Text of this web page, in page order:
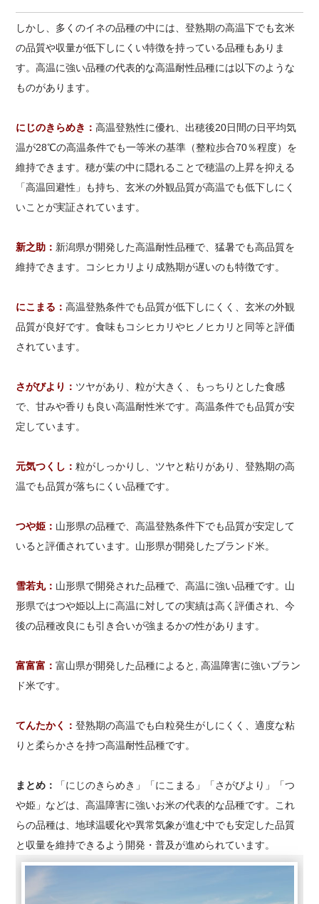
しかし、多くのイネの品種の中には、登熟期の高温下でも玄米
の品質や収量が低下しにくい特徴を持っている品種もありま
す。高温に強い品種の代表的な高温耐性品種には以下のような
ものがあります。
にじのきらめき：高温登熟性に優れ、出穂後20日間の日平均気
温が28℃の高温条件でも一等米の基準（整粒歩合70％程度）を
維持できます。穂が葉の中に隠れることで穂温の上昇を抑える
「高温回避性」も持ち、玄米の外観品質が高温でも低下しにく
いことが実証されています。
新之助： 新潟県が開発した高温耐性品種で、猛暑でも高品質を
維持できます。コシヒカリより成熟期が遅いのも特徴です。
にこまる：高温登熟条件でも品質が低下しにくく、玄米の外観
品質が良好です。食味もコシヒカリやヒノヒカリと同等と評価
されています。
さがびより： ツヤがあり、粒が大きく、もっちりとした食感
で、甘みや香りも良い高温耐性米です。高温条件でも品質が安
定しています。
元気つくし：粒がしっかりし、ツヤと粘りがあり、登熟期の高
温でも品質が落ちにくい品種です。
つや姫： 山形県の品種で、高温登熟条件下でも品質が安定して
いると評価されています。山形県が開発したブランド米。
雪若丸： 山形県で開発された品種で、高温に強い品種です。山
形県ではつや姫以上に高温に対しての実績は高く評価され、今
後の品種改良にも引き合いが強まるかの性があります。
富富富：富山県が開発した品種によると, 高温障害に強いブラン
ド米です。
てんたかく：登熟期の高温でも白粒発生がしにくく、適度な粘
りと柔らかさを持つ高温耐性品種です。
まとめ：
「にじのきらめき」「にこまる」「さがびより」「つ
や姫」などは、高温障害に強いお米の代表的な品種です。これ
らの品種は、地球温暖化や異常気象が進む中でも安定した品質
と収量を維持できるよう開発・普及が進められています。